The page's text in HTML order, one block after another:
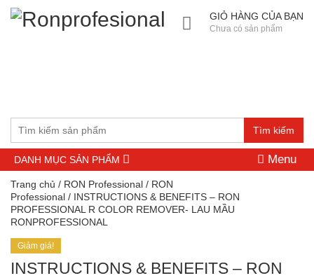
Tìm kiếm
GIỎ HÀNG CỦA BẠN
Chưa có sản phẩm
DANH MỤC SẢN PHẨM Menu
Trang chủ / RON Professional / RON
Professional / INSTRUCTIONS & BENEFITS – RON
PROFESSIONAL R COLOR REMOVER- LAU MẦU
RONPROFESSIONAL
Giảm giá!
INSTRUCTIONS & BENEFITS – RON